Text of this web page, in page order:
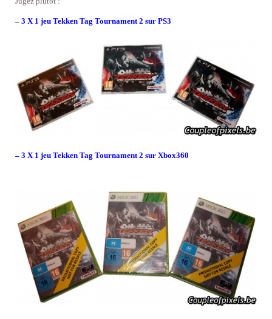
– 3 X 1 jeu Tekken Tag Tournament 2 sur PS3
– 3 X 1 jeu Tekken Tag Tournament 2 sur Xbox360